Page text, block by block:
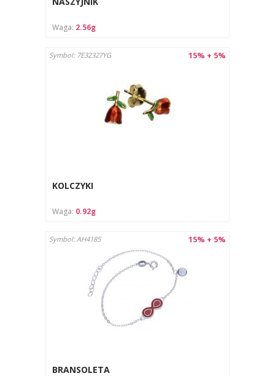
Unikaj kontaktu biżuterii z chemikaliami (np. perfumami,
Chronić przed wilgocią i przechowywać w suchym miejscu.
Instrukcja pielęgnacji:
Przechowywać w osobnym woreczku lub pudełku, aby
Waga: 2.56g
15% + 5%
Symbol: 7E32327YG
KOLCZYKI
Waga: 0.92g
15% + 5%
Symbol: AH4185
BRANSOLETA